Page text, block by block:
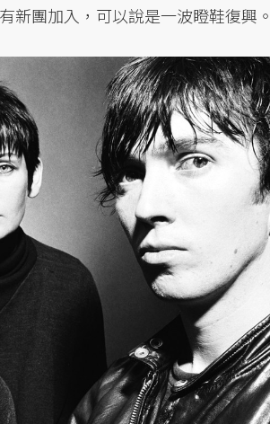
新團加入，可以說是一波瞪鞋復興